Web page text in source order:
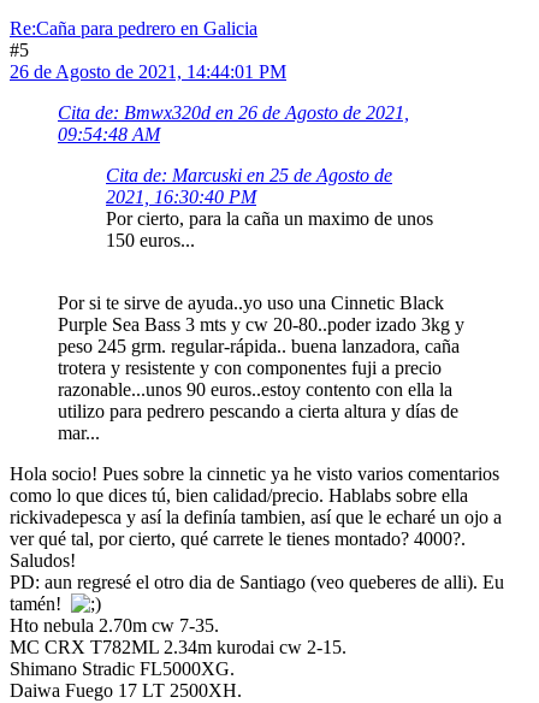
Re:Caña para pedrero en Galicia
#5
26 de Agosto de 2021, 14:44:01 PM
Cita de: Bmwx320d en 26 de Agosto de 2021,
09:54:48 AM
Cita de: Marcuski en 25 de Agosto de
2021, 16:30:40 PM
Por cierto, para la caña un maximo de unos
150 euros...
Por si te sirve de ayuda..yo uso una Cinnetic Black
Purple Sea Bass 3 mts y cw 20-80..poder izado 3kg y
peso 245 grm. regular-rápida.. buena lanzadora, caña
trotera y resistente y con componentes fuji a precio
razonable...unos 90 euros..estoy contento con ella la
utilizo para pedrero pescando a cierta altura y días de
mar...
Hola socio! Pues sobre la cinnetic ya he visto varios comentarios
como lo que dices tú, bien calidad/precio. Hablabs sobre ella
rickivadepesca y así la definía tambien, así que le echaré un ojo a
ver qué tal, por cierto, qué carrete le tienes montado? 4000?.
Saludos!
PD: aun regresé el otro dia de Santiago (veo queberes de alli). Eu
tamén!
Hto nebula 2.70m cw 7-35.
MC CRX T782ML 2.34m kurodai cw 2-15.
Shimano Stradic FL5000XG.
Daiwa Fuego 17 LT 2500XH.